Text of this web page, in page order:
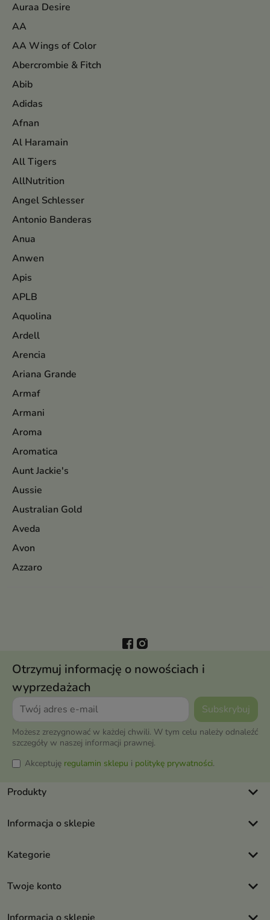
Auraa Desire
AA
AA Wings of Color
Abercrombie & Fitch
Abib
Adidas
Afnan
Al Haramain
All Tigers
AllNutrition
Angel Schlesser
Antonio Banderas
Anua
Anwen
Apis
APLB
Aquolina
Ardell
Arencia
Ariana Grande
Armaf
Armani
Aroma
Aromatica
Aunt Jackie's
Aussie
Australian Gold
Aveda
Avon
Azzaro
Otrzymuj informację o nowościach i
wyprzedażach
Możesz zrezygnować w każdej chwili. W tym celu należy odnaleźć
szczegóły w naszej informacji prawnej.
Akceptuję regulamin sklepu i politykę prywatności.
Produkty keyboard_arrow_down
Informacja o sklepie keyboard_arrow_down
Kategorie keyboard_arrow_down
Twoje konto keyboard_arrow_down